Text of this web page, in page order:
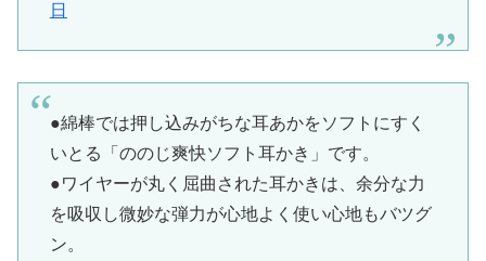
日
●綿棒では押し込みがちな耳あかをソフトにすく
いとる「ののじ爽快ソフト耳かき」です。
●ワイヤーが丸く屈曲された耳かきは、余分な力
を吸収し微妙な弾力が心地よく使い心地もバツグ
ン。